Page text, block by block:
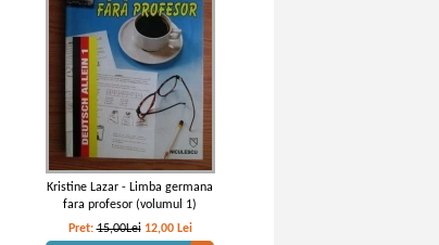
Kristine Lazar - Limba germana
fara profesor (volumul 1)
Pret:15,00Lei 12,00 Lei